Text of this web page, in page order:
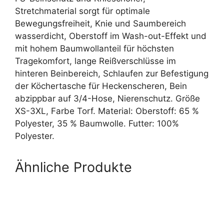
Stretchmaterial sorgt für optimale
Bewegungsfreiheit, Knie und Saumbereich
wasserdicht, Oberstoff im Wash-out-Effekt und
mit hohem Baumwollanteil für höchsten
Tragekomfort, lange Reißverschlüsse im
hinteren Beinbereich, Schlaufen zur Befestigung
der Köchertasche für Heckenscheren, Bein
abzippbar auf 3/4-Hose, Nierenschutz. Größe
XS-3XL, Farbe Torf. Material: Oberstoff: 65 %
Polyester, 35 % Baumwolle. Futter: 100%
Polyester.
Ähnliche Produkte